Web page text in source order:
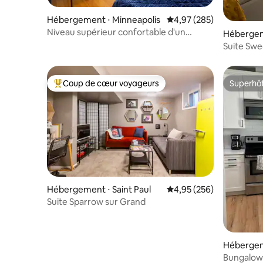
Hébergement ⋅ Minneapolis Évaluation moyenne
4,97 (285)
Niveau supérieur confortable d'un
Suite
Coups de cœur voyageurs les plus appréciés
Coup de cœur voyageurs
Hébergement ⋅ Saint Paul Évaluation moyenne
4,95 (256)
Suite Sparrow sur Grand